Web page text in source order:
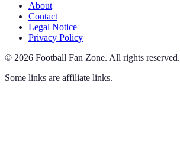
About
Contact
Legal Notice
Privacy Policy
© 2026 Football Fan Zone. All rights reserved.
Some links are affiliate links.